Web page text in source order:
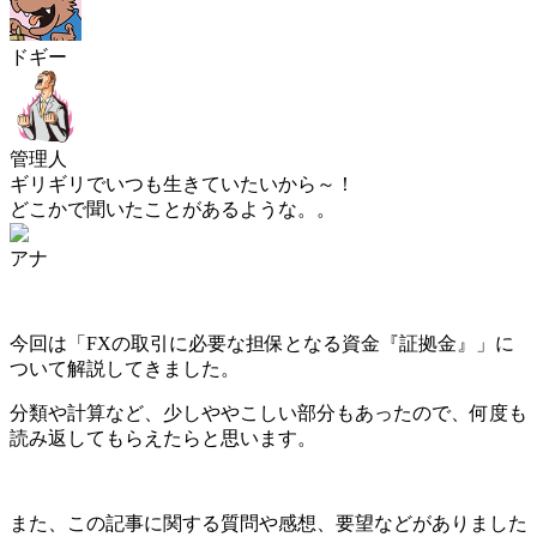
ドギー
管理人
ギリギリでいつも生きていたいから～！
どこかで聞いたことがあるような。。
アナ
今回は 「FXの取引に必要な担保となる資金『証拠金』」 に
ついて解説してきました。
分類や計算など、少しややこしい部分もあったので、何度も
読み返してもらえたらと思います。
また、この記事に関する質問や感想、要望などがありました